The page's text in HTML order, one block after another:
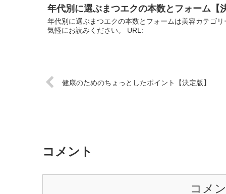
年代別に選ぶまつエクの本数とフォーム【
年代別に選ぶまつエクの本数とフォームは美容カテゴ
気軽にお読みください。 URL:
健康のためのちょっとしたポイント【決定版】
コメント
コメ